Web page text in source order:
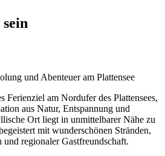
und Abenteuer am Plattensee
Ferienziel am Nordufer des Plattensees,
aus Natur, Entspannung und
Ort liegt in unmittelbarer Nähe zu
mit wunderschönen Stränden,
und regionaler Gastfreundschaft.